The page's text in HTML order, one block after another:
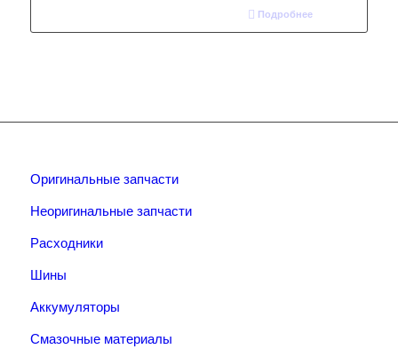
Подробнее
Оригинальные запчасти
Неоригинальные запчасти
Расходники
Шины
Аккумуляторы
Смазочные материалы